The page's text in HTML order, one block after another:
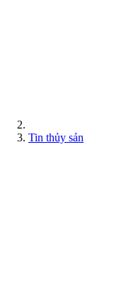
Tin thủy sản